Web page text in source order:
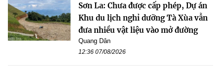
Sơn La: Chưa được cấp phép, Dự án
Khu du lịch nghỉ dưỡng Tà Xùa vẫn
đưa nhiều vật liệu vào mở đường
Quang Dân
12:36 07/08/2026